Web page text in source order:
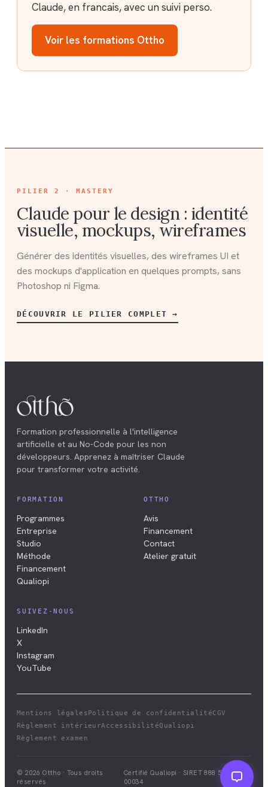
Claude, en francais, avec un suivi perso.
Voir les formations Ottho
PILIER 2 · MASTERY
Claude pour le design : identité
visuelle, mockups, wireframes
Générer des identités visuelles, des wireframes UI et
des mockups d'application en quelques prompts, sans
Photoshop ni Figma.
DÉCOUVRIR LE PILIER COMPLET →
Formation professionnelle à l'intelligence
artificielle et au No-Code pour les non
développeurs. Apprenez à maîtriser Claude
pour transformer votre activité.
FORMATION
Programmes
Entreprise
Studio
Méthode
Financement
Qualiopi
OTTHO
Avis
Financement
Contact
Atelier gratuit
SUIVEZ-NOUS
LinkedIn
X
Instagram
YouTube
Mentions légales Politique de confidentialitéCGV
Règlement intérieurAccessibilitéQualiopi
Règlement examen
© 2026 Ottho · Tous droits
réservés
Certifié Qualiopi · SIRET888 528 411
00034